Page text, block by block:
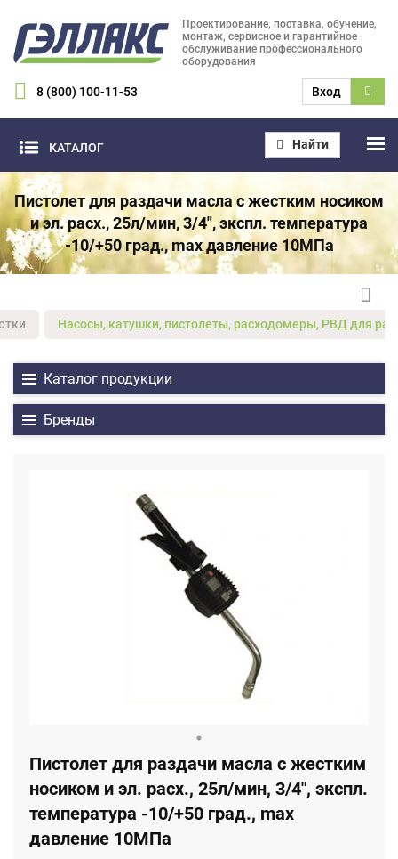
Проектирование, поставка, обучение,
монтаж, сервисное и гарантийное
обслуживание профессионального
оборудования
8 (800) 100-11-53 Вход
КАТАЛОГ Найти
Пистолет для раздачи масла с жестким носиком
и эл. расх., 25л/мин, 3/4", экспл. температура
-10/+50 град., max давление 10МПа
Насосы, катушки, пистолеты, расходомеры, РВД для
Каталог продукции
Бренды
Пистолет для раздачи масла с жестким
носиком и эл. расх., 25л/мин, 3/4", экспл.
температура -10/+50 град., max
давление 10МПа